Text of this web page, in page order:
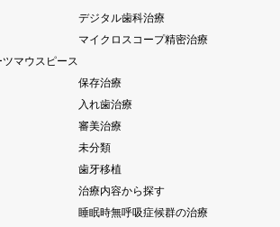
デジタル歯科治療
マイクロスコープ精密治療
マウスピース
保存治療
入れ歯治療
審美治療
未分類
歯牙移植
治療内容から探す
睡眠時無呼吸症候群の治療